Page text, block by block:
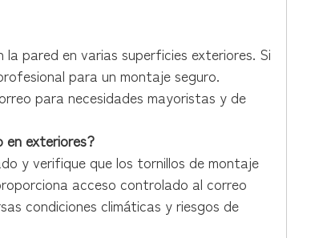
pared en varias superficies exteriores. Si
para un montaje seguro.
para necesidades mayoristas y de
en exteriores?
y verifique que los tornillos de montaje
acceso controlado al correo
condiciones climáticas y riesgos de